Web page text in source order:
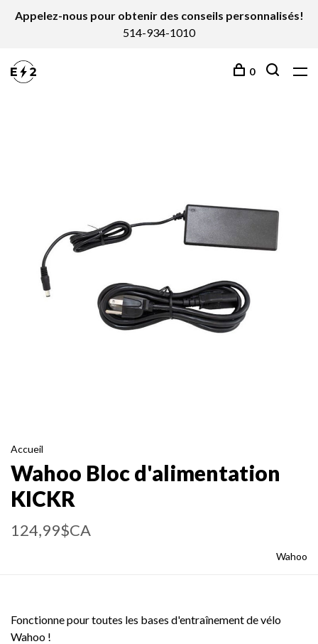
Appelez-nous pour obtenir des conseils personnalisés!
514-934-1010
0
Accueil
Wahoo Bloc d'alimentation
KICKR
124,99$CA
Wahoo
Fonctionne pour toutes les bases d'entraînement de vélo
Wahoo !